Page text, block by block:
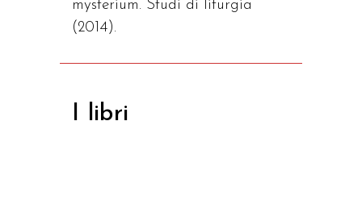
mysterium. Studi di liturgia
(2014).
I libri